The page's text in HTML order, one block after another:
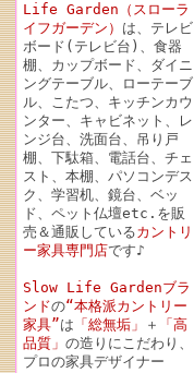
Life Garden（スローラ
イフガーデン） は、テレビ
ボード(テレビ台)、食器
棚、カップボード、ダイニ
ングテーブル、ローテーブ
ル、こたつ、キッチンカウ
ンター、キャビネット、レ
ンジ台、洗面台、吊り戸
棚、下駄箱、電話台、チェ
スト、本棚、パソコンデス
ク、学習机、鏡台、ベッ
ド、ペット仏壇etc.を販
売＆通販しているカントリ
ー家具専門店です♪
Slow Life Gardenブラ
ンドの“本格派カントリー
家具”は 「総無垢」 ＋
「高
品質」 の造りにこだわり、
プロの家具デザイナー